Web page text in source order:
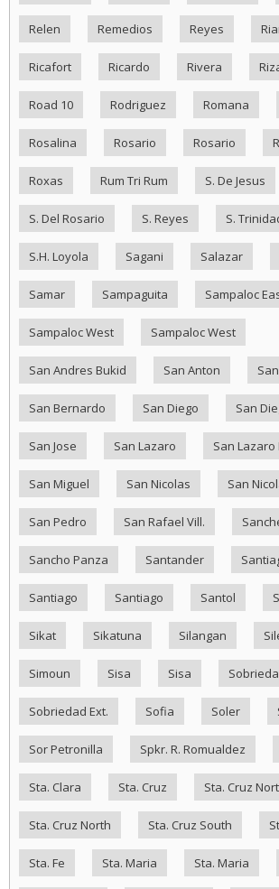
Relen Remedios Reyes
Ricafort Ricardo Rivera
Road 10 Rodriguez Romana
Rosalina Rosario Rosario
Roxas Rum Tri Rum S. De Jesus
S. Del Rosario S. Reyes S.
S.H. Loyola Sagani Salazar
Samar Sampaguita Sampaloc
Sampaloc West Sampaloc West
San Andres Bukid San Anton
San Bernardo San Diego San
San Jose San Lazaro San
San Miguel San Nicolas San
San Pedro San Rafael Vill.
Sancho Panza Santander
Santiago Santiago Santol
Sikat Sikatuna Silangan
Simoun Sisa Sisa
Sobriedad Ext. Sofia Soler
Sor Petronilla Spkr. R. Romualdez
Sta. Clara Sta. Cruz Sta. Cruz
Sta. Cruz North Sta. Cruz South
Sta. Fe Sta. Maria Sta. Maria